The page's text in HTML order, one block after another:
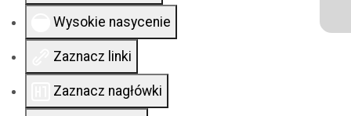
Wysokie nasycenie
Zaznacz linki
Zaznacz nagłówki